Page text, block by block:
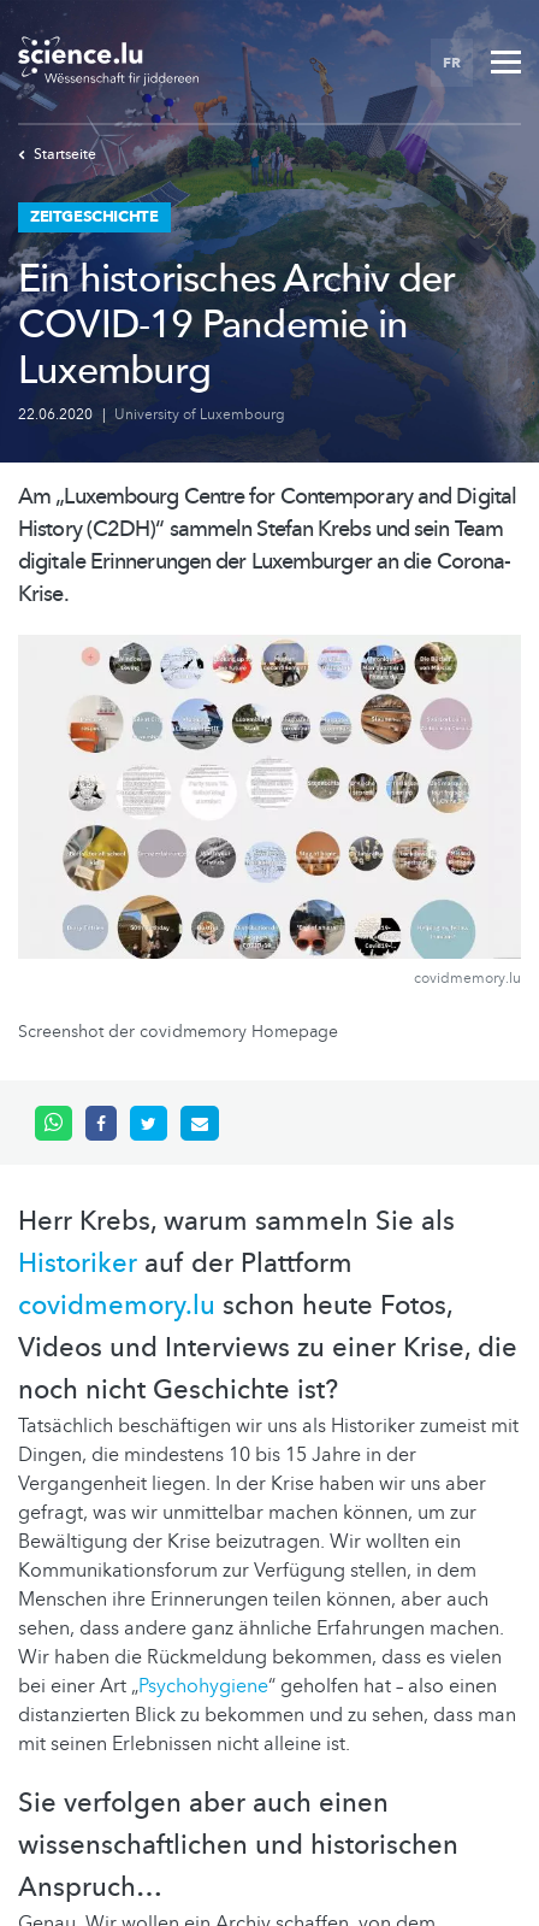
Skip
main
content
FR
Startseite
ZEITGESCHICHTE
Ein historisches Archiv der
COVID-19 Pandemie in
Luxemburg
22.06.2020 | University of Luxembourg
Am „Luxembourg Centre for Contemporary and Digital
History (C2DH)“ sammeln Stefan Krebs und sein Team
digitale Erinnerungen der Luxemburger an die Corona-
Krise.
covidmemory.lu
Screenshot der covidmemory Homepage
Herr Krebs, warum sammeln Sie als
Historiker auf der Plattform
covidmemory.lu schon heute Fotos,
Videos und Interviews zu einer Krise, die
noch nicht Geschichte ist?
Tatsächlich beschäftigen wir uns als Historiker zumeist mit
Dingen, die mindestens 10 bis 15 Jahre in der
Vergangenheit liegen. In der Krise haben wir uns aber
gefragt, was wir unmittelbar machen können, um zur
Bewältigung der Krise beizutragen. Wir wollten ein
Kommunikationsforum zur Verfügung stellen, in dem
Menschen ihre Erinnerungen teilen können, aber auch
sehen, dass andere ganz ähnliche Erfahrungen machen.
Wir haben die Rückmeldung bekommen, dass es vielen
bei einer Art „Psychohygiene“ geholfen hat – also einen
distanzierten Blick zu bekommen und zu sehen, dass man
mit seinen Erlebnissen nicht alleine ist.
Sie verfolgen aber auch einen
wissenschaftlichen und historischen
Anspruch…